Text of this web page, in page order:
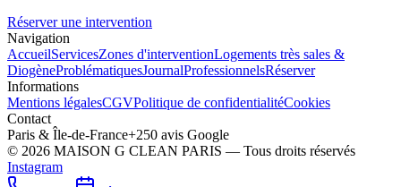
Réserver une intervention
Navigation
AccueilServicesZones d'interventionLogements très sales &
DiogèneProblématiquesJournalProfessionnelsRéserver
Informations
Mentions légalesCGVPolitique de confidentialitéCookies
Contact
Paris & Île-de-France+250 avis Google
© 2026 MAISON G CLEAN PARIS — Tous droits réservés
Instagram